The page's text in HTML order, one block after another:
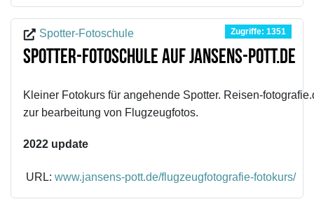
Spotter-Fotoschule Zugriffe: 1351
Spotter-Fotoschule auf jansens-pott.de
Kleiner Fotokurs für angehende Spotter. Reisen-
zur bearbeitung von Flugzeugfotos.
2022 update
URL: www.jansens-pott.de/flugzeugfotografie-fotokurs/